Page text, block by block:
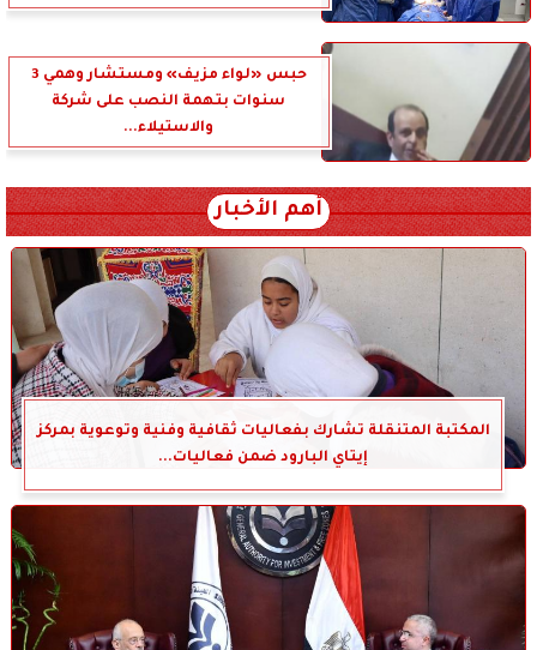
حبس «لواء مزيف» ومستشار وهمي 3
سنوات بتهمة النصب على شركة
والاستيلاء...
أهم الأخبار
المكتبة المتنقلة تشارك بفعاليات ثقافية وفنية وتوعوية بمركز
إيتاي البارود ضمن فعاليات...